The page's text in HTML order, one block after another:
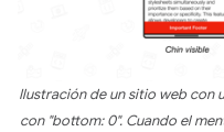
Ilustración de un sitio web con
con "bottom: 0". Cuando el